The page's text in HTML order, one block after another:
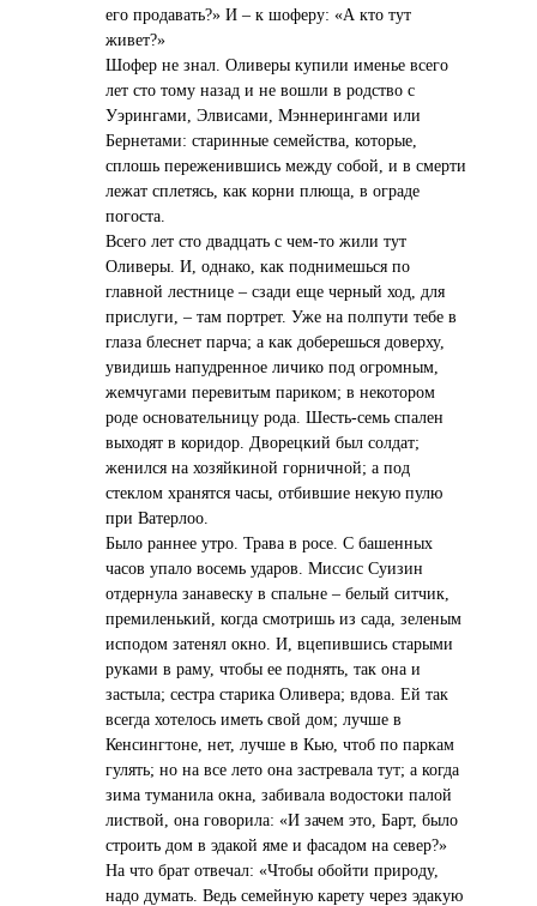
его продавать?» И – к шоферу: «А кто тут
живет?»
Шофер не знал. Оливеры купили именье всего
лет сто тому назад и не вошли в родство с
Уэрингами, Элвисами, Мэннерингами или
Бернетами: старинные семейства, которые,
сплошь переженившись между собой, и в смерти
лежат сплетясь, как корни плюща, в ограде
погоста.
Всего лет сто двадцать с чем-то жили тут
Оливеры. И, однако, как поднимешься по
главной лестнице – сзади еще черный ход, для
прислуги, – там портрет. Уже на полпути тебе в
глаза блеснет парча; а как доберешься доверху,
увидишь напудренное личико под огромным,
жемчугами перевитым париком; в некотором
роде основательницу рода. Шесть-семь спален
выходят в коридор. Дворецкий был солдат;
женился на хозяйкиной горничной; а под
стеклом хранятся часы, отбившие некую пулю
при Ватерлоо.
Было раннее утро. Трава в росе. С башенных
часов упало восемь ударов. Миссис Суизин
отдернула занавеску в спальне – белый ситчик,
премиленький, когда смотришь из сада, зеленым
исподом затенял окно. И, вцепившись старыми
руками в раму, чтобы ее поднять, так она и
застыла; сестра старика Оливера; вдова. Ей так
всегда хотелось иметь свой дом; лучше в
Кенсингтоне, нет, лучше в Кью, чтоб по паркам
гулять; но на все лето она застревала тут; а когда
зима туманила окна, забивала водостоки палой
листвой, она говорила: «И зачем это, Барт, было
строить дом в эдакой яме и фасадом на север?»
На что брат отвечал: «Чтобы обойти природу,
надо думать. Ведь семейную карету через эдакую